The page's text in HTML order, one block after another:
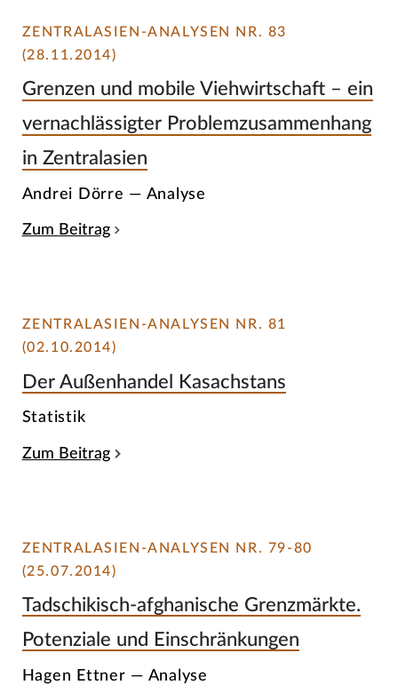
ZENTRALASIEN-ANALYSEN NR. 83
(28.11.2014)
Grenzen und mobile Viehwirtschaft – ein
vernachlässigter Problemzusammenhang
in Zentralasien
Andrei Dörre — Analyse
Zum Beitrag
ZENTRALASIEN-ANALYSEN NR. 81
(02.10.2014)
Der Außenhandel Kasachstans
Statistik
Zum Beitrag
ZENTRALASIEN-ANALYSEN NR. 79-80
(25.07.2014)
Tadschikisch-afghanische Grenzmärkte.
Potenziale und Einschränkungen
Hagen Ettner — Analyse